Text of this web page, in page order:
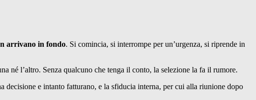
arrivano in fondo. Si comincia, si interrompe per un’urgenza, si riprende in
né l’altro. Senza qualcuno che tenga il conto, la selezione la fa il rumore.
decisione e intanto fatturano, e la sfiducia interna, per cui alla riunione dopo